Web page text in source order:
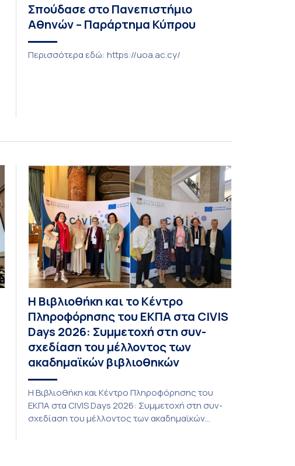
Σπούδασε στο Πανεπιστήμιο
Αθηνών – Παράρτημα Κύπρου
Περισσότερα εδώ: https://uoa.ac.cy/
Η Βιβλιοθήκη και το Κέντρο
Πληροφόρησης του ΕΚΠΑ στα CIVIS
Days 2026: Συμμετοχή στη συν-
σχεδίαση του μέλλοντος των
ακαδημαϊκών βιβλιοθηκών
Η Βιβλιοθήκη και Κέντρο Πληροφόρησης του
ΕΚΠΑ στα CIVIS Days 2026: Συμμετοχή στη συν-
σχεδίαση του μέλλοντος των ακαδημαϊκών